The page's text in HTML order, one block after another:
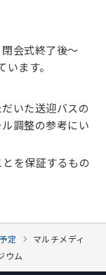
会式終了後～
ます。
いた送迎バスの
調整の参考にい
を保証するもの
定
マルチメディ
ウム